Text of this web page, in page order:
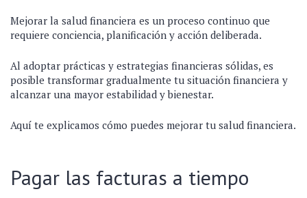
Mejorar la salud financiera es un proceso continuo que
requiere conciencia, planificación y acción deliberada.
Al adoptar prácticas y estrategias financieras sólidas, es
posible transformar gradualmente tu situación financiera y
alcanzar una mayor estabilidad y bienestar.
Aquí te explicamos cómo puedes mejorar tu salud financiera.
Pagar las facturas a tiempo